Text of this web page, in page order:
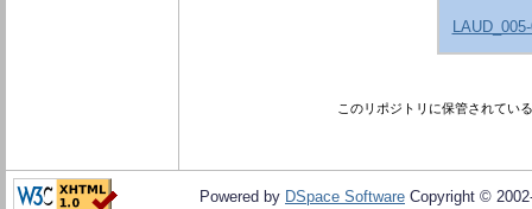
このリポジトリに保管されてい
Powered by DSpace Software Copyright ©